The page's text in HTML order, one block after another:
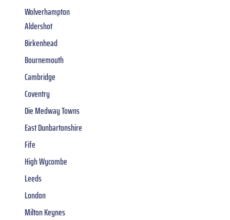
Wolverhampton
Aldershot
Birkenhead
Bournemouth
Cambridge
Coventry
Die Medway Towns
East Dunbartonshire
Fife
High Wycombe
Leeds
London
Milton Keynes